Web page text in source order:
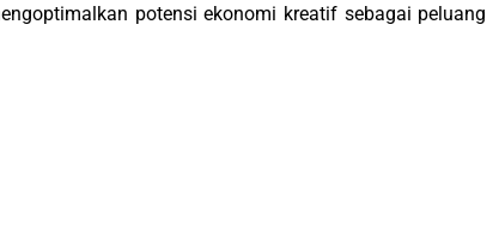
potensi ekonomi kreatif sebagai peluang